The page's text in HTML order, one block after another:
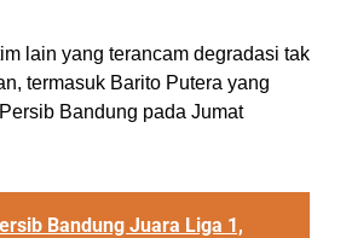
lain yang terancam degradasi tak
termasuk Barito Putera yang
Bandung pada Jumat
Bandung Juara Liga 1,